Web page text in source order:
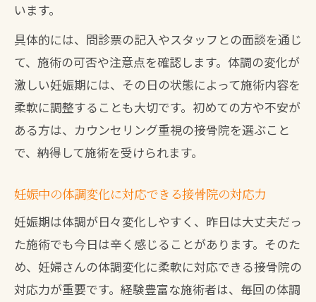
います。
具体的には、問診票の記入やスタッフとの面談を通じ
て、施術の可否や注意点を確認します。体調の変化が
激しい妊娠期には、その日の状態によって施術内容を
柔軟に調整することも大切です。初めての方や不安が
ある方は、カウンセリング重視の接骨院を選ぶこと
で、納得して施術を受けられます。
妊娠中の体調変化に対応できる接骨院の対応力
妊娠期は体調が日々変化しやすく、昨日は大丈夫だっ
た施術でも今日は辛く感じることがあります。そのた
め、妊婦さんの体調変化に柔軟に対応できる接骨院の
対応力が重要です。経験豊富な施術者は、毎回の体調